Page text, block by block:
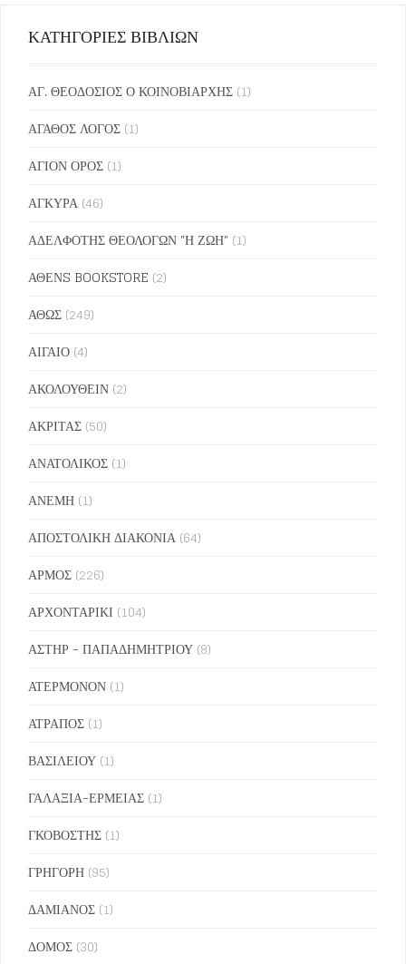
ΚΑΤΗΓΟΡΙΕΣ ΒΙΒΛΙΩΝ
ΑΓ. ΘΕΟΔΟΣΙΟΣ Ο ΚΟΙΝΟΒΙΑΡΧΗΣ (1)
ΑΓΑΘΟΣ ΛΟΓΟΣ (1)
ΑΓΙΟΝ ΟΡΟΣ (1)
ΑΓΚΥΡΑ (46)
ΑΔΕΛΦΟΤΗΣ ΘΕΟΛΟΓΩΝ "Η ΖΩΗ" (1)
ΑΘΕΝS BOOKSTORE (2)
ΑΘΩΣ (249)
ΑΙΓΑΙΟ (4)
ΑΚΟΛΟΥΘΕΙΝ (2)
ΑΚΡΙΤΑΣ (50)
ΑΝΑΤΟΛΙΚΟΣ (1)
ΑΝΕΜΗ (1)
ΑΠΟΣΤΟΛΙΚΗ ΔΙΑΚΟΝΙΑ (64)
ΑΡΜΟΣ (226)
ΑΡΧΟΝΤΑΡΙΚΙ (104)
ΑΣΤΗΡ - ΠΑΠΑΔΗΜΗΤΡΙΟΥ (8)
ΑΤΕΡΜΟΝΟΝ (1)
ΑΤΡΑΠΟΣ (1)
ΒΑΣΙΛΕΙΟΥ (1)
ΓΑΛΑΞΙΑ-ΕΡΜΕΙΑΣ (1)
ΓΚΟΒΟΣΤΗΣ (1)
ΓΡΗΓΟΡΗ (95)
ΔΑΜΙΑΝΟΣ (1)
ΔΟΜΟΣ (30)